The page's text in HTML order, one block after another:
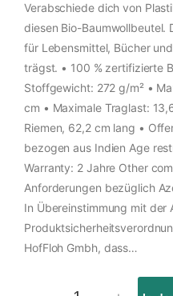
Verabschiede dich von
diesen Bio-Baumwollbeutel.
für Lebensmittel, Bücher
trägst. • 100 % zertifizierte
Stoffgewicht: 272 g/m² •
cm • Maximale Traglast:
Riemen, 62,2 cm lang •
bezogen aus Indien Age
Warranty: 2 Jahre Other
Anforderungen bezüglich
In Übereinstimmung mit der
HofFloh Gmbh, dass…